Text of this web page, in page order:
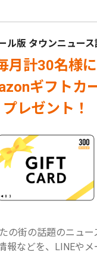
ル版 タウンニュー
月計30名様に
ギフトカ
プレゼント！
の街の話題のニュー
報などを、LINEやメ